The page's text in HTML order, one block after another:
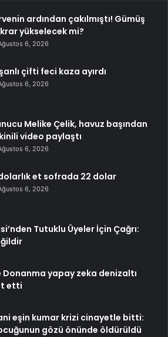
ardından çakılmıştı! Gümüş
yükselecek mi?
6, 2026
çifti feci kaza ayırdı
6, 2026
Melike Çelik, havuz başından
video paylaştı
6, 2026
et sofrada 22 dolar
6, 2026
Tutuklu Üyeler İçin Çağrı:
yapay zeka denizaltı
etti
eşin kumar krizi cinayetle bitti:
gözü önünde öldürüldü